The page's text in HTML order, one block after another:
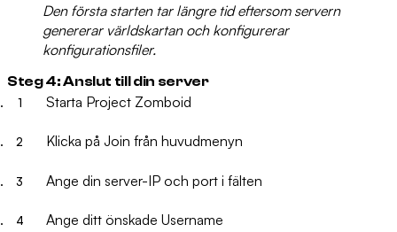
Den första starten tar längre tid eftersom servern
genererar världskartan och konfigurerar
konfigurationsfiler.
Steg 4: Anslut till din server
Starta Project Zomboid
Klicka på Join från huvudmenyn
Ange din server-IP och port i fälten
Ange ditt önskade Username